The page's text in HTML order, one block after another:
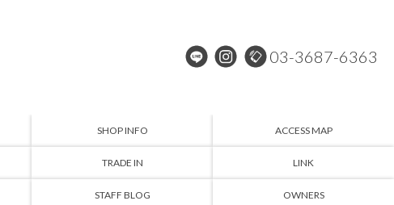
03-3687-6363
SHOP INFO ACCESS MAP
TRADE IN LINK
STAFF BLOG OWNERS